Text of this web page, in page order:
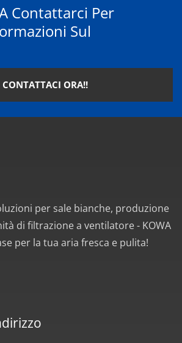
Contattarci Per
Sul
CONTATTACI ORA!!
per sale bianche, produzione
di filtrazione a ventilatore - KOWA
per la tua aria fresca e pulita!